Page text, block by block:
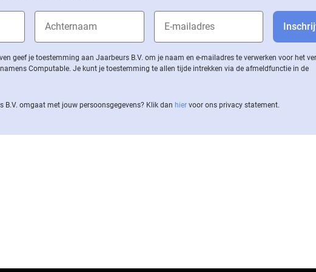
geef je toestemming aan Jaarbeurs B.V. om je naam en e-mailadres te verwerken voor het
Computable. Je kunt je toestemming te allen tijde intrekken via de af­meld­func­tie in de
B.V. omgaat met jouw per­soons­ge­ge­vens? Klik dan hier voor ons privacy statement.